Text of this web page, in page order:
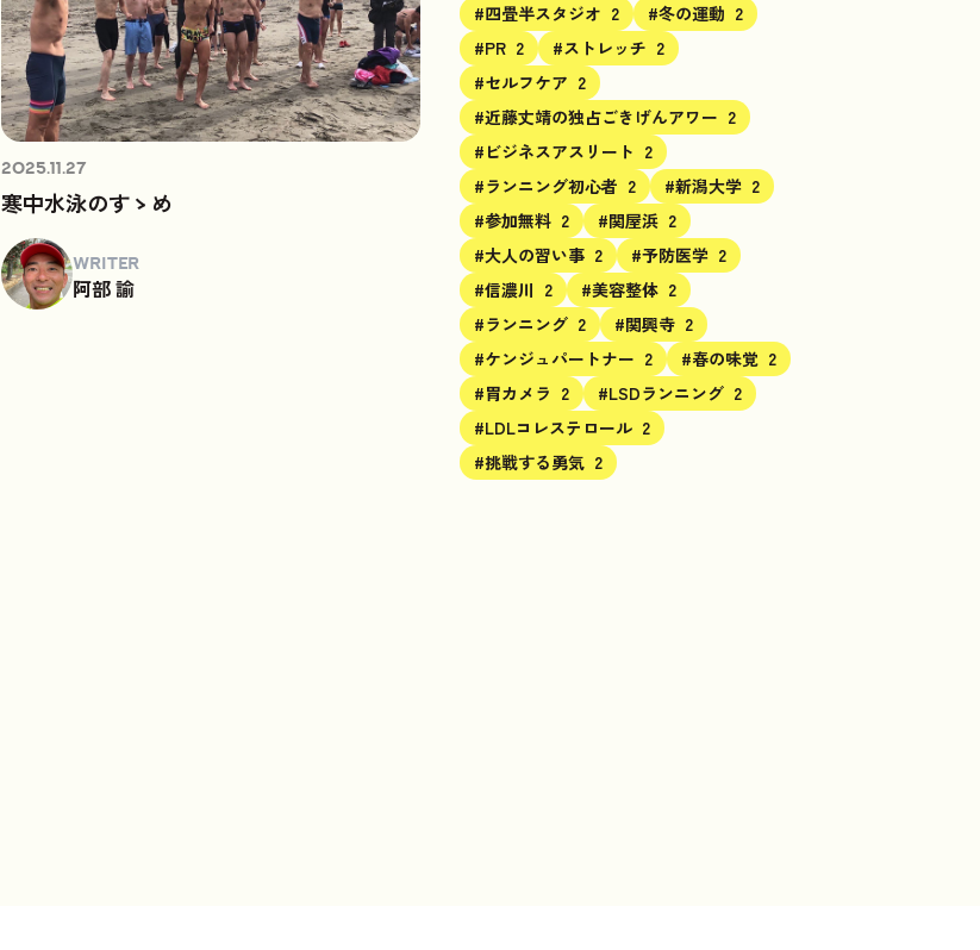
2025.11.27
寒中水泳のすゝめ
WRITER
阿部 諭
#四畳半スタジオ 2 #冬の運動 2
#PR 2 #ストレッチ 2
#セルフケア 2
#近藤丈靖の独占ごきげんアワー 2
#ビジネスアスリート 2
#ランニング初心者 2 #新潟大学 2
#参加無料 2 #関屋浜 2
#大人の習い事 2 #予防医学 2
#信濃川 2 #美容整体 2
#ランニング 2 #関興寺 2
#ケンジュパートナー 2 #春の味覚 2
#胃カメラ 2 #LSDランニング 2
#LDLコレステロール 2
#挑戦する勇気 2